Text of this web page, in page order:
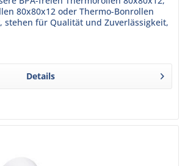
80x80x12 oder Thermo-Bonrollen
stehen für Qualität und Zuverlässigkeit,
Details